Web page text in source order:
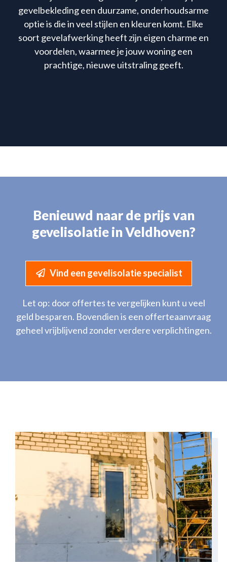
gevelbekleding een duurzame, onderhoudsarme
optie is die in veel stijlen en kleuren komt. Elke
soort gevelafwerking heeft zijn eigen charme en
voordelen, waarmee je jouw woning een
prachtige, nieuwe uitstraling geeft.
Benieuwd naar de prijs van
gevelisolatie in Veldhoven?
Vind een gevelisolatie specialist
Let op: door offertes te vergelijken kunt u veel
geld besparen. Bovendien is een offerteaanvraag
geheel vrijblijvend zonder verdere verplichtingen.